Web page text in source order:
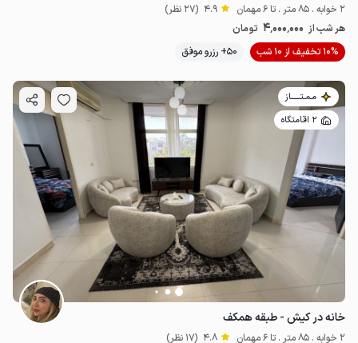
2 خوابه . 85 متر . تا 6 مهمان 4.9 (27 نظر)
هر شب از 4٬000٬000 تومان
10% تخفیف از 10 شب
50+ رزرو موفق
مـمـتــــــاز
2 اقامتگاه
خانه در کیش - طبقه همکف
2 خوابه . 85 متر . تا 6 مهمان 4.8 (17 نظر)